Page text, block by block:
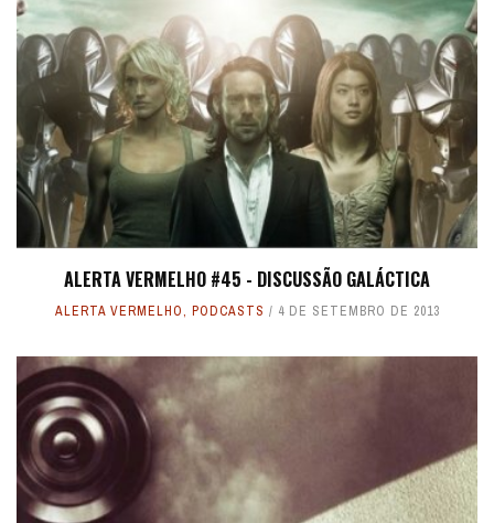
ALERTA VERMELHO #45 - DISCUSSÃO GALÁCTICA
ALERTA VERMELHO, PODCASTS 4 DE SETEMBRO DE 2013